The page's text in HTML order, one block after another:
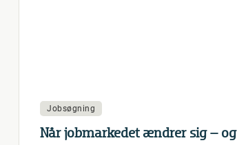
Jobsøgning
Når jobmarkedet ændrer sig – og